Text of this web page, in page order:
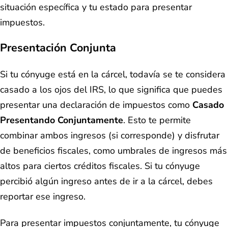
situación específica y tu estado para presentar
impuestos.
Presentación Conjunta
Si tu cónyuge está en la cárcel, todavía se te considera
casado a los ojos del IRS, lo que significa que puedes
presentar una declaración de impuestos como Casado
Presentando Conjuntamente. Esto te permite
combinar ambos ingresos (si corresponde) y disfrutar
de beneficios fiscales, como umbrales de ingresos más
altos para ciertos créditos fiscales. Si tu cónyuge
percibió algún ingreso antes de ir a la cárcel, debes
reportar ese ingreso.
Para presentar impuestos conjuntamente, tu cónyuge